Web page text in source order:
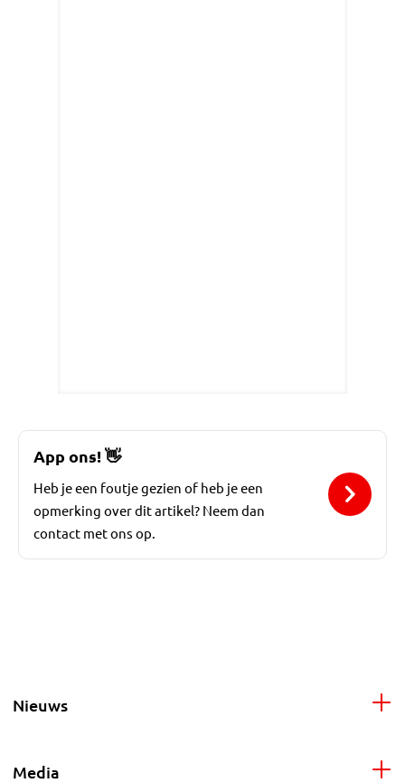
App ons! 👋
Heb je een foutje gezien of heb je een
opmerking over dit artikel? Neem dan
contact met ons op.
Nieuws
Media